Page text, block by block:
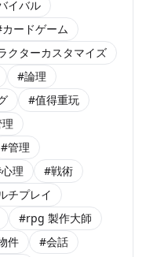
イバル
ードゲーム
クターカスタマイズ
#論理
#值得重玩
#管理
理
#戦術
チプレイ
#rpg 製作大師
件
#会話